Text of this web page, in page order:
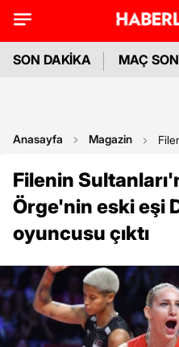
SON DAKİKA MAÇ
Anasayfa Magazin
Filenin
Örge'nin eski eşi
oyuncusu çıktı